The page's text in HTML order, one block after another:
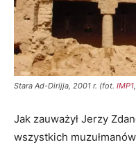
Stara Ad-Dirijja, 2001 r. (fot. IMP1
Jak zauważył Jerzy
wszystkich